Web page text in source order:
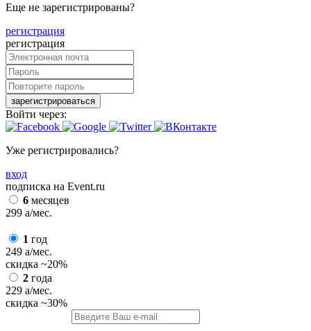
Еще не зарегистрированы?
регистрация
регистрация
зарегистрироваться
Войти через:
Уже регистрировались?
вход
подписка на Event.ru
6 месяцев
299 a/мес.
1 год
249 a/мес.
скидка ~20%
2 года
229 a/мес.
скидка ~30%